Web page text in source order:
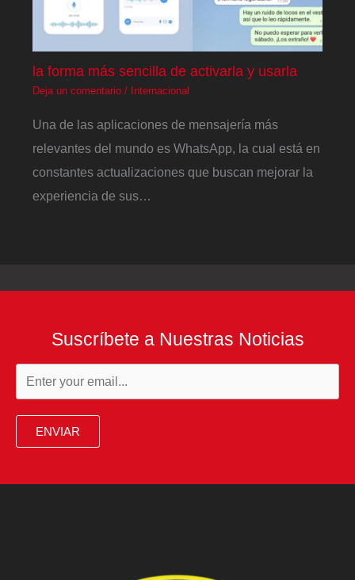
la forma más sencilla de activarla y usarla
Deja un comentario / Internacional
Una de las aplicaciones de mensajería más
relevantes del mundo es WhatsApp, la cual está en
constantes actualizaciones que buscan mejorar la
experiencia de sus…
Suscríbete a Nuestras Noticias
ENVIAR